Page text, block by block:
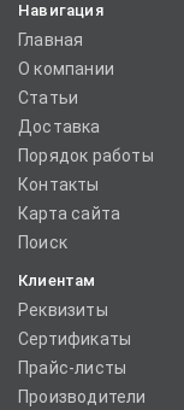
Навигация
Главная
О компании
Статьи
Доставка
Порядок работы
Контакты
Карта сайта
Поиск
Клиентам
Реквизиты
Сертификаты
Прайс-листы
Производители